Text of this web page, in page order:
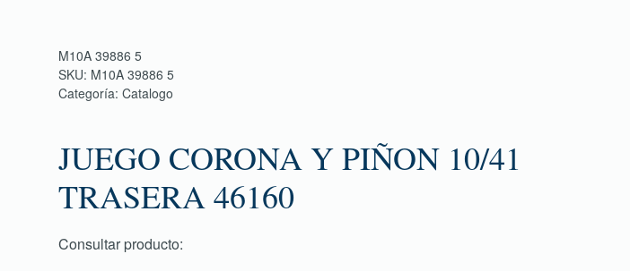
M10A 39886 5
SKU: M10A 39886 5
Categoría: Catalogo
JUEGO CORONA Y PIÑON 10/41
TRASERA 46160
Consultar producto: